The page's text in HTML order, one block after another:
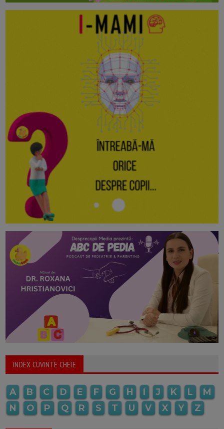
INDEX CUVINTE CHEIE
A B C D E F G H I J K L
M
N
O P Q R S T U V X Y Z